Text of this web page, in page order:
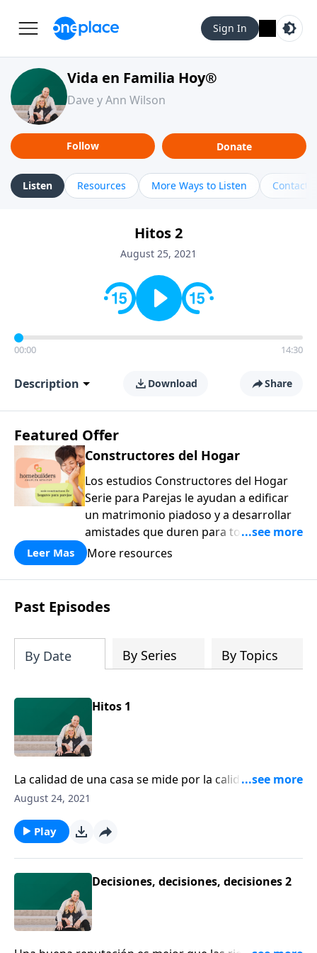
Sign In
Vida en Familia Hoy®
Dave y Ann Wilson
Follow Donate
Listen Resources More Ways to Listen Contact
Hitos 2
August 25, 2021
00:00 14:30
Description Download Share
Featured Offer
Constructores del Hogar
Los estudios Constructores del Hogar
Serie para Parejas le ayudan a edificar
un matrimonio piadoso y a desarrollar
amistades que duren para toda la vida.
¡Únase a uno de los estudios de grupos
a casa los principios de la Palabra de
Dios para compartirlos con su familia,
su iglesia y su comunidad!
Leer Mas More resources
Past Episodes
By Date By Series By Topics
Hitos 1
La calidad de una casa se mide por la calidad de los
cimientos en los que está construida. Lo mismo pasa
importancia de establecer hitos visuales en su vida,
como un recordatorio de la fidelidad de Dios.
August 24, 2021
Play
Decisiones, decisiones, decisiones 2